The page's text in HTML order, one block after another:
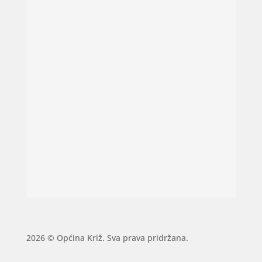
2026 © Općina Križ. Sva prava pridržana.